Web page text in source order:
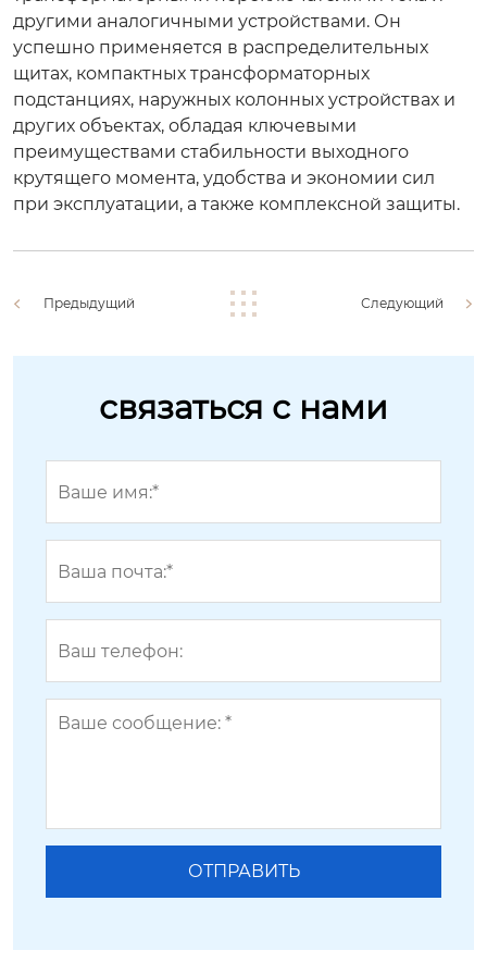
другими аналогичными устройствами. Он
успешно применяется в распределительных
щитах, компактных трансформаторных
подстанциях, наружных колонных устройствах и
других объектах, обладая ключевыми
преимуществами стабильности выходного
крутящего момента, удобства и экономии сил
при эксплуатации, а также комплексной защиты.
Предыдущий Следующий
связаться с нами